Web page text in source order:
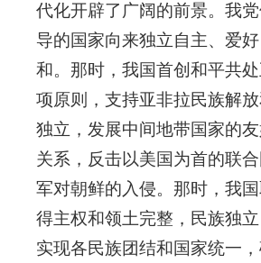
代化开辟了广阔的前景。我
导的国家向来独立自主、爱好
和。那时，我国首创和平共
项原则，支持亚非拉民族解放
独立，发展中间地带国家的
关系，反击以美国为首的联合
军对朝鲜的入侵。那时，我国
得主权和领土完整，民族独立
实现各民族团结和国家统一